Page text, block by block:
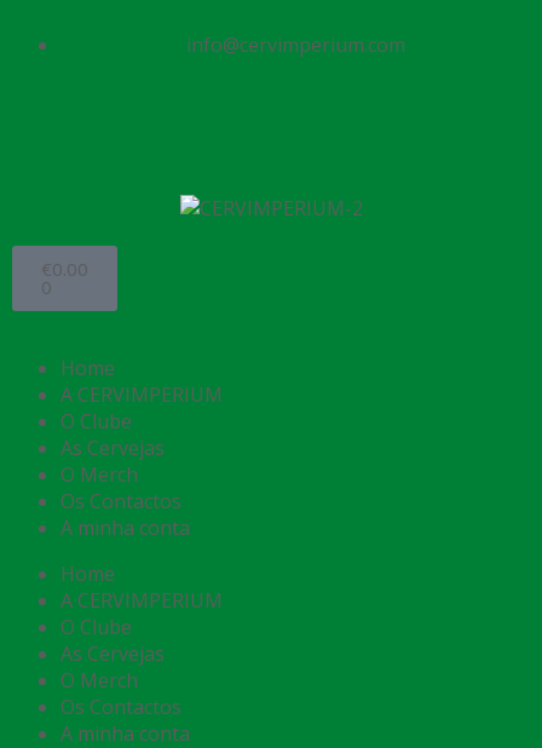
info@cervimperium.com
€0.00
0
Home
A CERVIMPERIUM
O Clube
As Cervejas
O Merch
Os Contactos
A minha conta
Home
A CERVIMPERIUM
O Clube
As Cervejas
O Merch
Os Contactos
A minha conta